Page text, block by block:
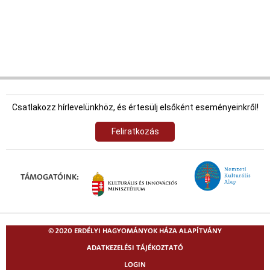
Csatlakozz hírlevelünkhöz, és értesülj elsőként eseményeinkről!
Feliratkozás
TÁMOGATÓINK:
© 2020 ERDÉLYI HAGYOMÁNYOK HÁZA ALAPÍTVÁNY
ADATKEZELÉSI TÁJÉKOZTATÓ
LOGIN